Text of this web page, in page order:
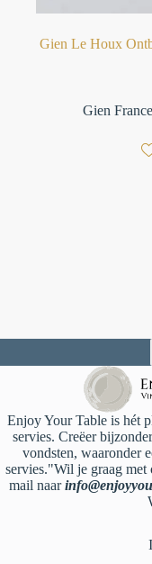
Gien Le Houx
Gien France
Enjoy Your Table is hét
servies. Creëer
vondsten, waaronder
servies."Wil je graag met
mail naar